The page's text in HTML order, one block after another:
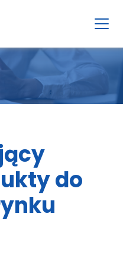
do